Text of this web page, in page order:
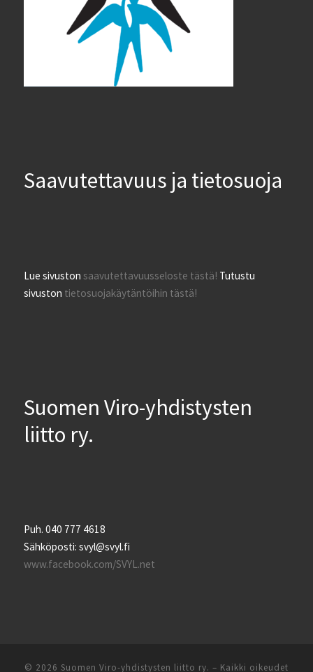
Saavutettavuus ja tietosuoja
Lue sivustonsaavutettavuusseloste tästä! Tutustu
sivuston tietosuojakäytäntöihin tästä!
Suomen Viro-yhdistysten
liitto ry.
Puh. 040 777 4618
Sähköposti: svyl@svyl.fi
www.facebook.com/SVYL.net
© 2026 Suomen Viro-yhdistysten liitto ry. – Kaikki oikeudet